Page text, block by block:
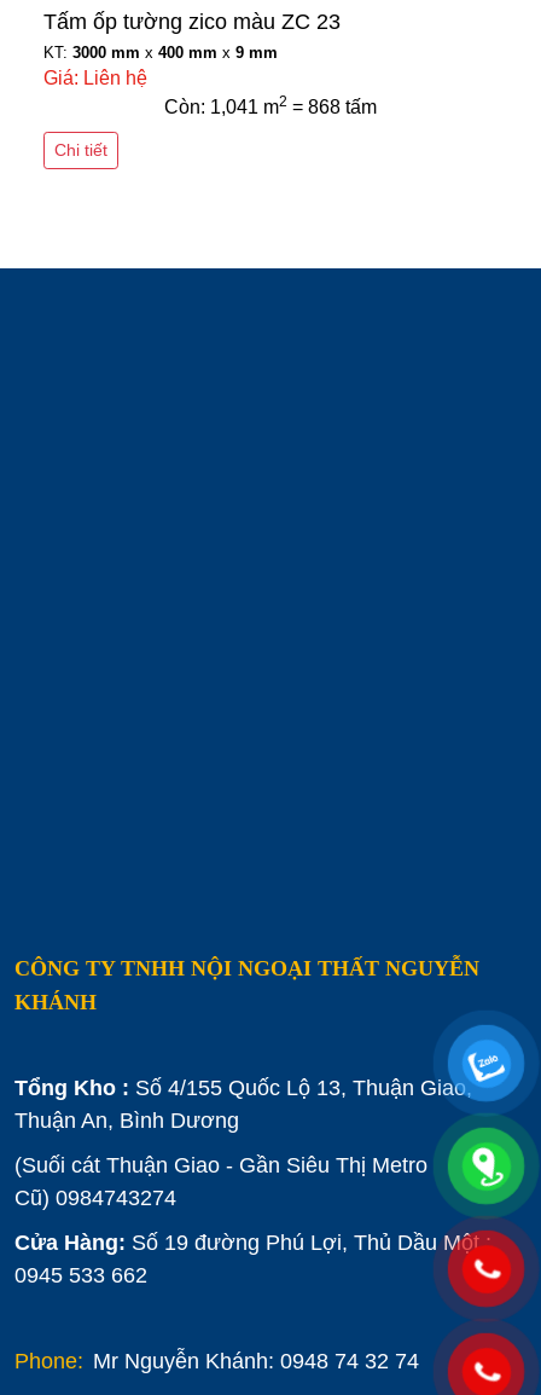
Tấm ốp tường zico màu ZC 23
KT: 3000 mm x 400 mm x 9 mm
Giá: Liên hệ
Còn: 1,041 m2 = 868 tấm
Chi tiết
CÔNG TY TNHH NỘI NGOẠI THẤT NGUYỄN
KHÁNH
Tổng Kho : Số 4/155 Quốc Lộ 13, Thuận Giao,
Thuận An, Bình Dương
(Suối cát Thuận Giao - Gần Siêu Thị Metro
Cũ) 0984743274
Cửa Hàng: Số 19 đường Phú Lợi, Thủ Dầu Một :
0945 533 662
Phone: Mr Nguyễn Khánh: 0948 74 32 74